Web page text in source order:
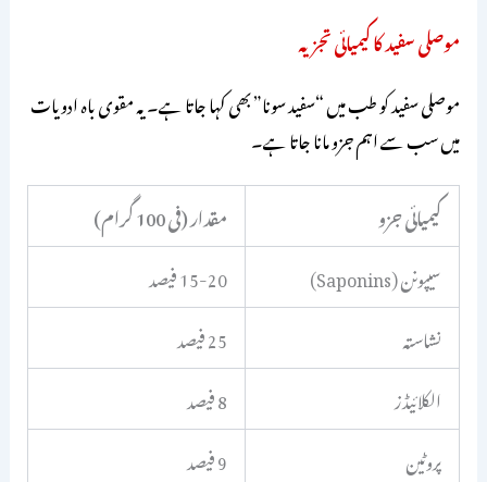
موصلی سفید کا کیمیائی تجزیہ
موصلی سفید کو طب میں “سفید سونا” بھی کہا جاتا ہے۔ یہ مقوی باہ ادویات
میں سب سے اہم جزو مانا جاتا ہے۔
کیمیائی جزو
مقدار (فی 100 گرام)
سیپونن (Saponins)
15-20 فیصد
نشاستہ
25 فیصد
الکلائیڈز
8 فیصد
پروٹین
9 فیصد